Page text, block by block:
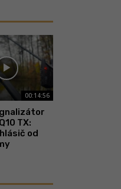
00:14:56
TX:
od